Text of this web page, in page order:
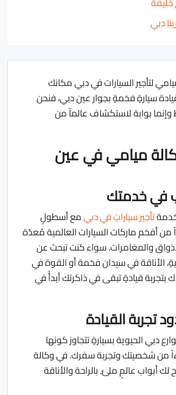
دبي
لتأجير السيارات في دبي مكانك
سيارةٍ فخمةٍ بجوار عين دبي، فنحن
بوابة لاستكشاف عالماً من
ميامي في عين
في خدمتك
تأجير سياراتٍ في دبيمع أسطولٍ
يشمل 33 طرازاً من أفخم ماركات السيارات العالمية مُعدّة
والمغامرات. سواء كنت تبحث عن
الأناقة في سيدان فخمة أو القوة في
بتجربة قيادةٍ تبقى في ذاكرتك أبدأً في
تجربة القيادة
دبي الحيوية بسيارةٍ تتجاوز كونها
من شخصيتك وتجربة سفرك. في وكالة
أبواب عالمٍ ملئ ٍ بالراحة والأناقة